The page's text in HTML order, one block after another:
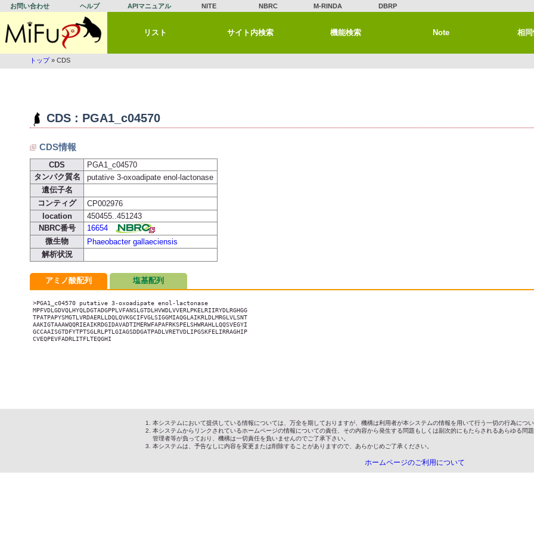
お問い合わせ ヘルプ APIマニュアル NITE NBRC M-RINDA DBRP
リスト サイト内検索 機能検索 Note 相
トップ» CDS
CDS : PGA1_c04570
CDS情報
CDS
PGA1_c04570
タンパク質名
putative 3-oxoadipate enol-lactonase
遺伝子名
コンティグ
CP002976
location
450455..451243
NBRC番号
16654
微生物
Phaeobacter gallaeciensis
解析状況
アミノ酸配列 塩基配列
>PGA1_c04570 putative 3-oxoadipate enol-lactonase
MPFVDLGDVQLHYQLDGTADGPPLVFANSLGTDLHVWDLVVERLPKELRIIRYDLRGHGG
TPATPAPYSMGTLVRDAERLLDQLQVKGCIFVGLSIGGMIAQGLAIKRLDLMRGLVLSNT
AAKIGTAAAWQQRIEAIKRDGIDAVADTIMERWFAPAFRKSPELSHWRAHLLQQSVEGYI
GCCAAISGTDFYTPTSGLRLPTLGIAGSDDGATPADLVRETVDLIPGSKFELIRRAGHIP
CVEQPEVFADRLITFLTEQGHI
本システムにおいて提供している情報については、万全を期しておりますが、機構は利用者が本システムの情報を用いて行う一切の行為につ
本システムからリンクされているホームページの情報についての責任、その内容から発生する問題もしくは副次的にもたらされるあらゆる問
管理者等が負っており、機構は一切責任を負いませんのでご了承下さい。
本システムは、予告なしに内容を変更または削除することがありますので、あらかじめご了承ください。
ホームページのご利用について